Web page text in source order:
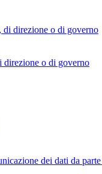
direzione o di governo
o di governo
dei dati da